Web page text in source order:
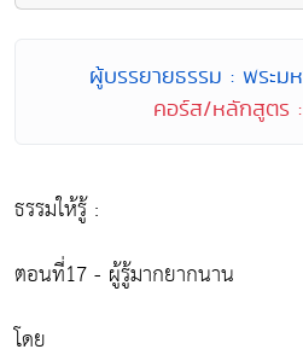
ผู้บรรยายธรรม : พระม
คอร์ส/หลักสูตร :
ธรรมให้รู้ :
ตอนที่17 - ผู้รู้มากยากนาน
โดย